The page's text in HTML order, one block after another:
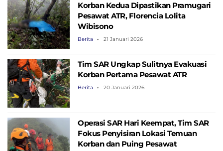
Korban Kedua Dipastikan Pramugari
Pesawat ATR, Florencia Lolita
Wibisono
Berita 21 Januari 2026
Tim SAR Ungkap Sulitnya Evakuasi
Korban Pertama Pesawat ATR
Berita 20 Januari 2026
Operasi SAR Hari Keempat, Tim SAR
Fokus Penyisiran Lokasi Temuan
Korban dan Puing Pesawat